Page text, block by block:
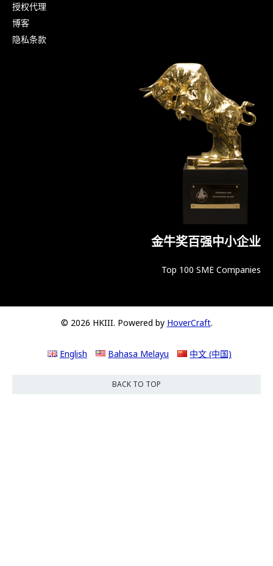
授权代理
博客
隐私条款
金牛奖百强中小企业
Top 100 SME Companies
© 2026 HKIII. Powered by HoverCraft.
English Bahasa Melayu 中文 (中国)
BACK TO TOP